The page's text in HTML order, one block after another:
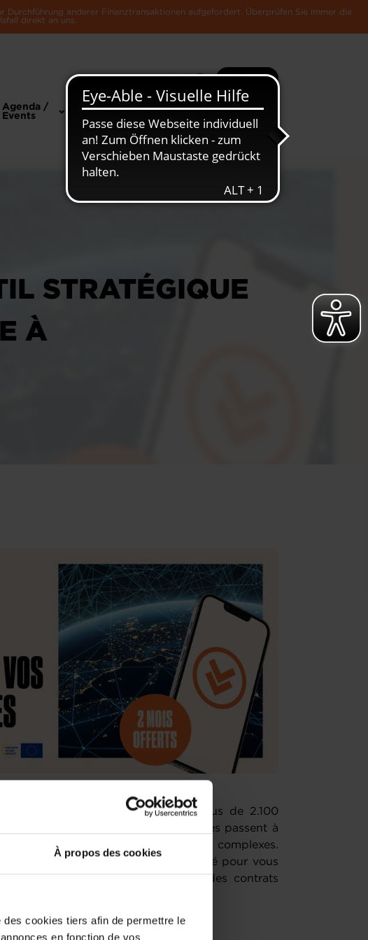
À propos des cookies
cookies tiers afin de permettre le
en fonction de vos
anderer Finanztransaktionen aufgefordert. Überprüfen Sie immer die
direkt an uns.
Suche Mehr
Agenda /
Events
News &
Die Luxemburger
STRATÉGIQUE
À
et internationaux représentent plus de 2.100
Pourtant, de nombreuses entreprises passent à
de temps ou à cause de démarches complexes.
propose un service de veille, pensé pour vous
d’offres et vous aider à décrocher des contrats